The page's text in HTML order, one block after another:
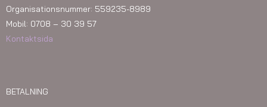
Organisationsnummer: 559235-8989
Mobil: 0708 – 30 39 57
Kontaktsida
BETALNING